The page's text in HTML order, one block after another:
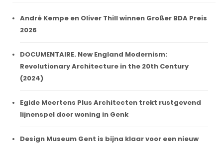
André Kempe en Oliver Thill winnen Großer BDA Preis
2026
DOCUMENTAIRE. New England Modernism:
Revolutionary Architecture in the 20th Century
(2024)
Egide Meertens Plus Architecten trekt rustgevend
lijnenspel door woning in Genk
Design Museum Gent is bijna klaar voor een nieuw